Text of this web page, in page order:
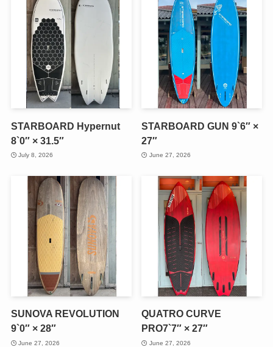
STARBOARD Hypernut
8`0″ × 31.5″
July 8, 2026
STARBOARD GUN 9`6″ ×
27″
June 27, 2026
SUNOVA REVOLUTION
9`0″ × 28″
June 27, 2026
QUATRO CURVE
PRO7`7″ × 27″
June 27, 2026